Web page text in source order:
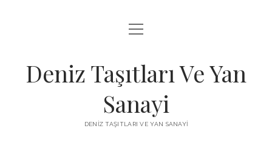
FACEBOOK TAKIPÇI KAZANMA ŞIFRESIZ
INSTAGRAM BOT SILME
LISTE
menüyü
aç
Deniz Taşıtları Ve Yan
Sanayi
DENIZ TAŞITLARI VE YAN SANAYI